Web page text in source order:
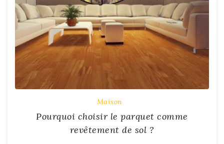
Maison
Pourquoi choisir le parquet comme
revêtement de sol ?